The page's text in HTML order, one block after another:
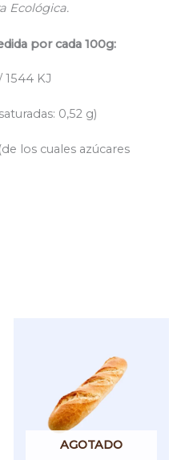
Ecológica.
por cada 100g:
1544 KJ
0,52 g)
los cuales azúcares
AGOTADO